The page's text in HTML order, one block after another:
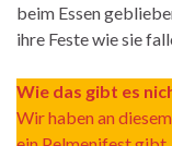
beim Essen
ihre Feste wie sie
Wie das gibt es
Wir haben an